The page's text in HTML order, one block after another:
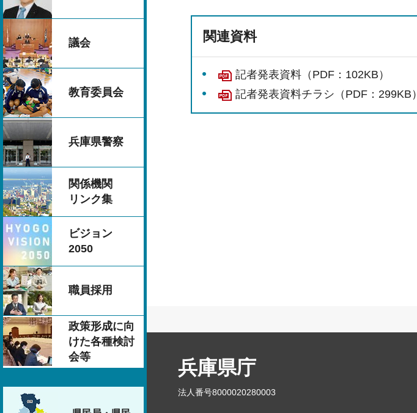
議会
教育委員会
兵庫県警察
関係機関
リンク集
ビジョン
2050
職員採用
政策形成に向
けた各種検討
会等
関連資料
記者発表資料（PDF：102KB）
記者発表資料チラシ（PDF：299KB）
兵庫県庁
法人番号8000020280003